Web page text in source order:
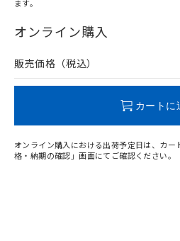
在庫等で未対応品が混在する可能
問い合わせください。
ます。
オンライン購入
販売価格（税込）
カートに
オンライン購入における出荷予定日は、カ
格・納期の確認」画面にてご確認ください。